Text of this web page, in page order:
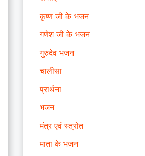
कृष्ण जी के भजन
गणेश जी के भजन
गुरुदेव भजन
चालीसा
प्रार्थना
भजन
मंत्र एवं स्त्रोत
माता के भजन